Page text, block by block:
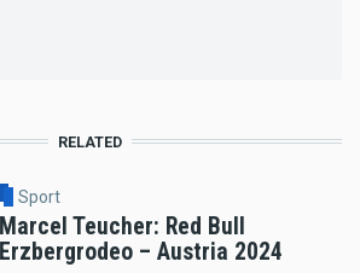
RELATED
Sport
Marcel Teucher: Red Bull
Erzbergrodeo – Austria 2024